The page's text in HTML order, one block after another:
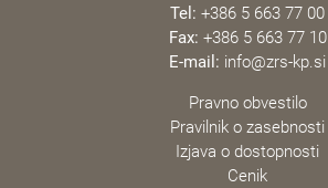
Tel: +386 5 663 77 00
Fax: +386 5 663 77 10
E-mail: info@zrs-kp.si
Pravno obvestilo
Pravilnik o zasebnosti
Izjava o dostopnosti
Cenik